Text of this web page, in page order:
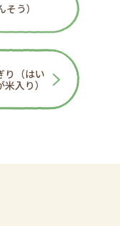
う）
り（はい
米入り）